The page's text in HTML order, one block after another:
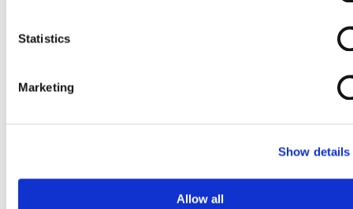
Statistics
Marketing
Show details
Allow all